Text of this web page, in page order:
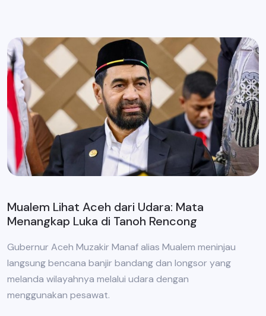
Mualem Lihat Aceh dari Udara: Mata
Menangkap Luka di Tanoh Rencong
Gubernur Aceh Muzakir Manaf alias Mualem meninjau
langsung bencana banjir bandang dan longsor yang
melanda wilayahnya melalui udara dengan
menggunakan pesawat.